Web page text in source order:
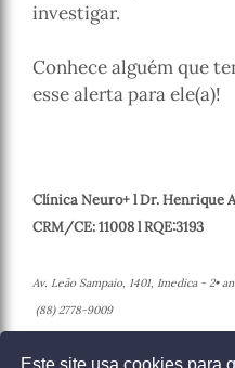
investigar.
Conhece alguém que
esse alerta para ele(a)!
Clínica Neuro+ l Dr. Henrique
CRM/CE: 11008 l RQE:3193
Av. Leão Sampaio, 1401, Imedica - 2•
(88) 2778-9009